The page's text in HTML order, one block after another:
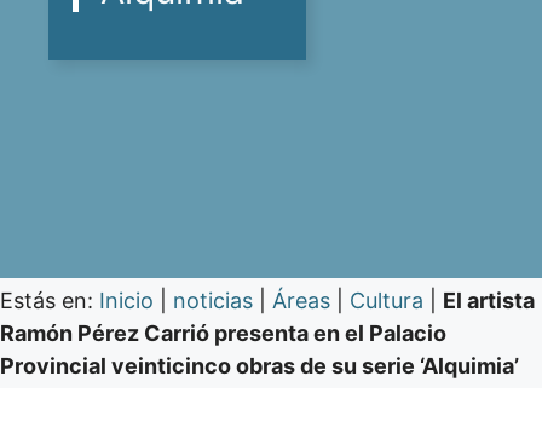
Estás en: Inicio noticias Áreas Cultura
El artista
Ramón Pérez Carrió presenta en el Palacio
Provincial veinticinco obras de su serie ‘Alquimia’